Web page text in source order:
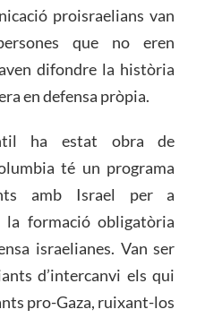
proisraelians van
que no eren
difondre la història
en defensa pròpia.
ha estat obra de
té un programa
amb Israel per a
la formació obligatòria
israelianes. Van ser
d’intercanvi els qui
pro-Gaza, ruixant-los